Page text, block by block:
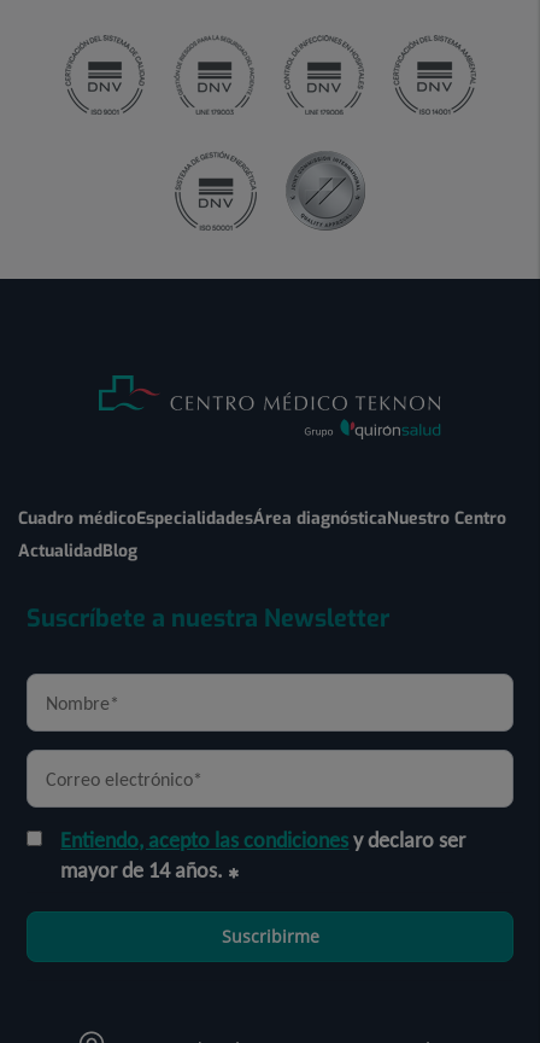
Cuadro médicoEspecialidadesÁrea diagnósticaNuestro Centro
ActualidadBlog
Suscríbete a nuestra Newsletter
Entiendo, acepto las condicionesy declaro ser
mayor de 14 años.
Suscribirme